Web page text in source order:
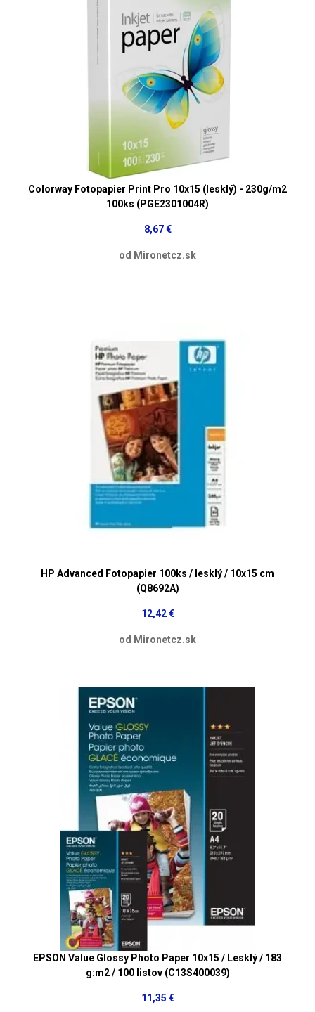
Colorway Fotopapier Print Pro 10x15 (lesklý) - 230g/m2
100ks (PGE2301004R)
8,67 €
od Mironetcz.sk
HP Advanced Fotopapier 100ks / lesklý / 10x15 cm
(Q8692A)
12,42 €
od Mironetcz.sk
EPSON Value Glossy Photo Paper 10x15 / Lesklý / 183
g:m2 / 100 listov (C13S400039)
11,35 €